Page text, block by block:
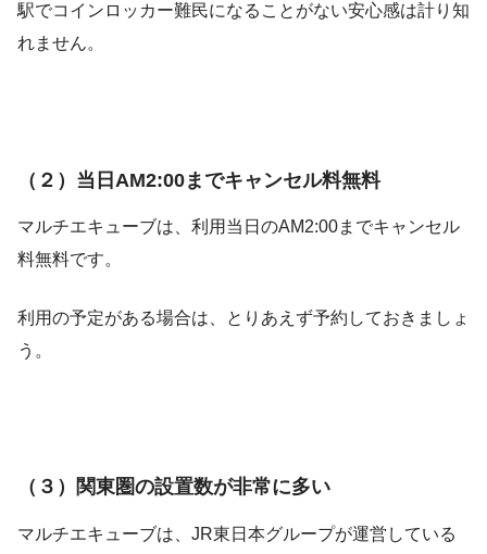
駅でコインロッカー難民になることがない安心感は計り知
れません。
（２）当日AM2:00までキャンセル料無料
マルチエキューブは、利用当日のAM2:00までキャンセル
料無料です。
利用の予定がある場合は、とりあえず予約しておきましょ
う。
（３）関東圏の設置数が非常に多い
マルチエキューブは、JR東日本グループが運営している